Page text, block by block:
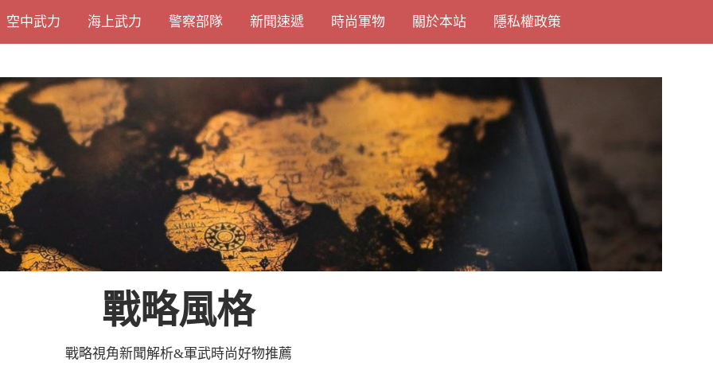
空中武力 海上武力 警察部隊 新聞速遞 時尚軍物 關於本站 隱私權政策
戰略風格
戰略視角新聞解析&軍武時尚好物推薦